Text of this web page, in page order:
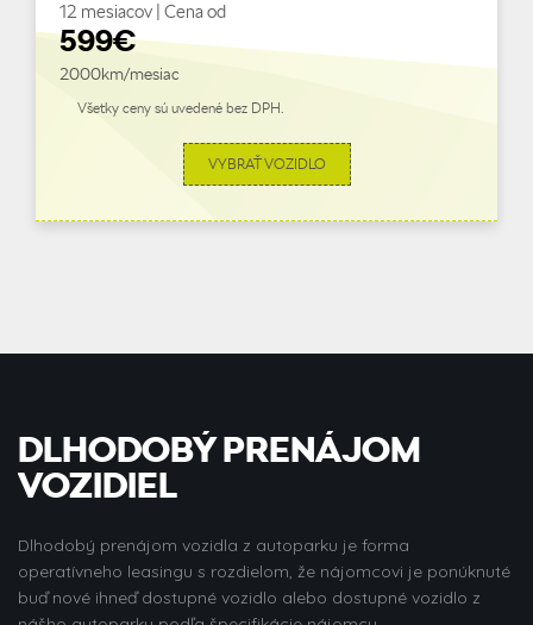
12 mesiacov | Cena od
599€
2000km/mesiac
Všetky ceny sú uvedené bez DPH.
VYBRAŤ VOZIDLO
DLHODOBÝ PRENÁJOM
VOZIDIEL
Dlhodobý prenájom vozidla z autoparku je forma
operatívneho leasingu s rozdielom, že nájomcovi je ponúknuté
buď nové ihneď dostupné vozidlo alebo dostupné vozidlo z